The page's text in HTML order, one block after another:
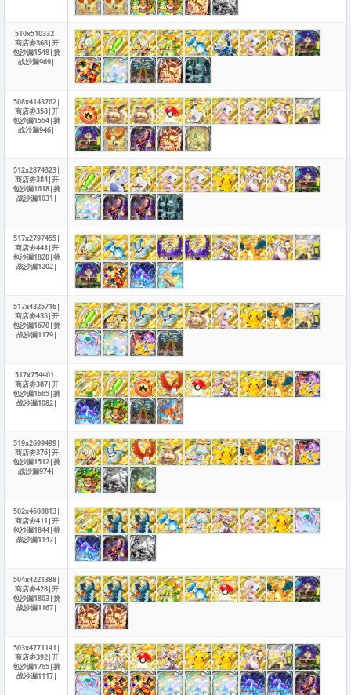
510x510332|
商店劵368|开
包沙漏1548|挑
战沙漏969|
508x4143762|
商店劵358|开
包沙漏1554|挑
战沙漏946|
512x2874323|
商店劵384|开
包沙漏1618|挑
战沙漏1031|
517x2797455|
商店劵448|开
包沙漏1820|挑
战沙漏1202|
517x4325716|
商店劵435|开
包沙漏1670|挑
战沙漏1179|
517x754401|
商店劵387|开
包沙漏1665|挑
战沙漏1082|
519x2699499|
商店劵376|开
包沙漏1512|挑
战沙漏974|
502x4608813|
商店劵411|开
包沙漏1844|挑
战沙漏1147|
504x4221388|
商店劵428|开
包沙漏1803|挑
战沙漏1167|
503x4771141|
商店劵392|开
包沙漏1765|挑
战沙漏1117|